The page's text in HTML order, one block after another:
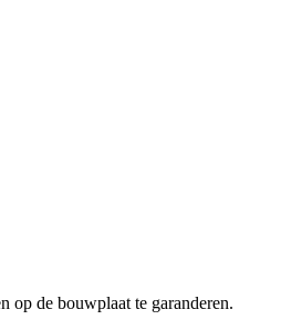
op de bouwplaat te garanderen.